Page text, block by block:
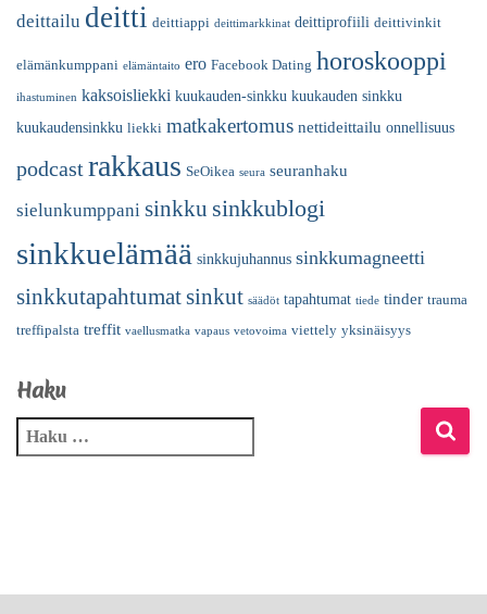
deittailu deitti deittiappi deittimarkkinat deittiprofiili deittivinkit
elämänkumppani elämäntaito ero Facebook Dating horoskooppi
ihastuminen kaksoisliekki kuukauden-sinkku kuukauden sinkku
kuukaudensinkku liekki matkakertomus nettideittailu onnellisuus
podcast rakkaus SeOikea seura seuranhaku
sielunkumppani sinkku sinkkublogi
sinkkuelämää sinkkujuhannus sinkkumagneetti
sinkkutapahtumatsinkut säädöt tapahtumat tiede tinder trauma
treffipalsta treffit vaellusmatka vapaus vetovoima viettely yksinäisyys
Haku